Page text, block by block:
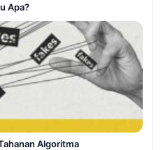
Apa?
Algoritma